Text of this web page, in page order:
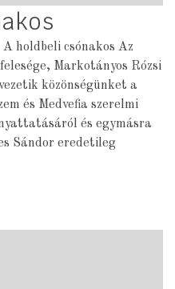
A holdbeli csónakos Az
Markotányos Rózsi
közönségünket a
és Medvefia szerelmi
és egymásra
Sándor eredetileg